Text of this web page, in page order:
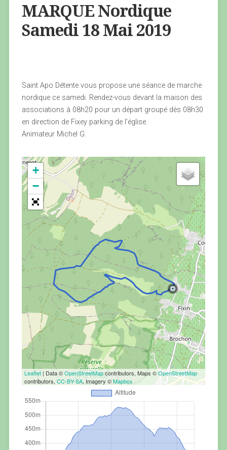
MARQUE Nordique
Samedi 18 Mai 2019
Saint Apo Détente vous propose une séance de marche
nordique ce samedi. Rendez-vous devant la maison des
associations à 08h20 pour un départ groupé dès 08h30
en direction de Fixey parking de l’église.
Animateur Michel G.
+
−
Leaflet| Data ©OpenStreetMapcontributors, Maps ©OpenStreetMap
contributors, CC-BY-SA, Imagery ©Mapbox